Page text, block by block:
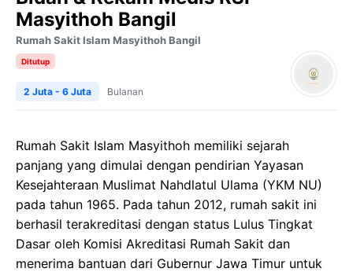
Masyithoh Bangil
Rumah Sakit Islam Masyithoh Bangil
Ditutup
2 Juta - 6 Juta Bulanan
Rumah Sakit Islam Masyithoh memiliki sejarah
panjang yang dimulai dengan pendirian Yayasan
Kesejahteraan Muslimat Nahdlatul Ulama (YKM NU)
pada tahun 1965. Pada tahun 2012, rumah sakit ini
berhasil terakreditasi dengan status Lulus Tingkat
Dasar oleh Komisi Akreditasi Rumah Sakit dan
menerima bantuan dari Gubernur Jawa Timur untuk